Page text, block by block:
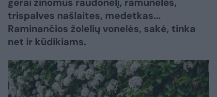
trispalves našlaites, medetkas...
Raminančios žolelių vonelės, sakė, tinka
net ir kūdikiams.